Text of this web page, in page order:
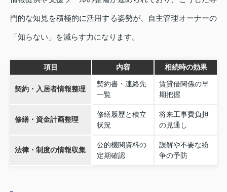
門的な知見を積極的に活用する姿勢が、自主管理オーナーの
「知らない」を減らす力になります。
項目 内容 相続時の効果
契約・入居者情報整理
契約書・連絡先
一覧
賃貸借関係の早
期把握
修繕・資金計画整理
修繕履歴と積立
状況
将来工事費負担
の見通し
法律・制度の情報収集
公的機関資料の
定期確認
誤解や不要な紛
争の予防